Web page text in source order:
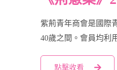
紫荊青年商會是國際
40歲之間。會員均利
點擊收看